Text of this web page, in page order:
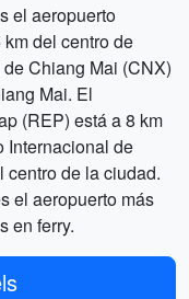
el aeropuerto
del centro de
Chiang Mai (CNX)
Mai. El
(REP) está a 8 km
Internacional de
centro de la ciudad.
el aeropuerto más
en ferry.